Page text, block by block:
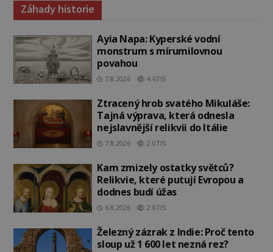
Záhady historie
Ayia Napa: Kyperské vodní
monstrum s mírumilovnou
povahou
7.8.2026 4.6TIS
Ztracený hrob svatého Mikuláše:
Tajná výprava, která odnesla
nejslavnější relikvii do Itálie
7.8.2026 2.0TIS
Kam zmizely ostatky světců?
Relikvie, které putují Evropou a
dodnes budí úžas
6.8.2026 2.8TIS
Železný zázrak z Indie: Proč tento
sloup už 1 600 let nezná rez?